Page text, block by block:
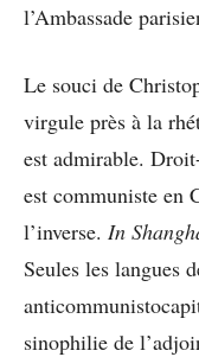
l’Ambassade
Le souci de
virgule près à la
est admirable.
est communiste en
l’inverse. In
Seules les langues
sinophilie de